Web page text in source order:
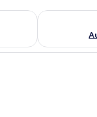
heute Nacht, Aug. 8
Überprüfe
Hotelzimmer mit einem